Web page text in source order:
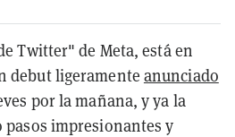
Twitter" de Meta, está en
debut ligeramente anunciado
por la mañana, y ya la
impresionantes y